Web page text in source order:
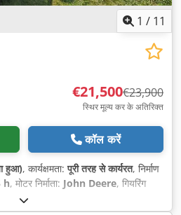
1 / 11
€21,500€23,900
स्थिर मूल्य कर के अतिरिक्त
कॉल करें
हुआ), कार्यक्षमता:पूरी तरह से कार्यरत, निर्माण
h, मोटर निर्माता: John Deere, गियरिंग
डीज़ल